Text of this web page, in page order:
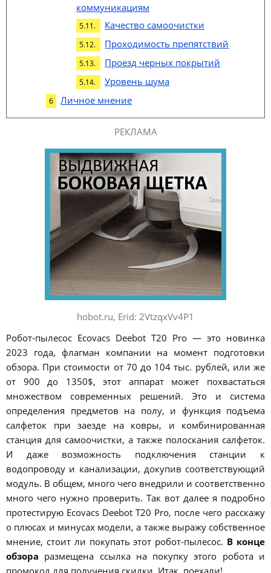
коммуникациям
Качество самоочистки
Проходимость препятствий
Проезд черных покрытий
Уровень шума
Личное мнение
РЕКЛАМА
hobot.ru, Erid: 2VtzqxVv4P1
Робот-пылесос Ecovacs Deebot T20 Pro — это новинка
2023 года, флагман компании на момент подготовки
обзора. При стоимости от 70 до 104 тыс. рублей, или же
от 900 до 1350$, этот аппарат может похвастаться
множеством современных решений. Это и система
определения предметов на полу, и функция подъема
салфеток при заезде на ковры, и комбинированная
станция для самоочистки, а также полоскания салфеток.
И даже возможность подключения станции к
водопроводу и канализации, докупив соответствующий
модуль. В общем, много чего внедрили и соответственно
много чего нужно проверить. Так вот далее я подробно
протестирую Ecovacs Deebot T20 Pro, после чего расскажу
о плюсах и минусах модели, а также выражу собственное
мнение, стоит ли покупать этот робот-пылесос. В конце
обзора размещена ссылка на покупку этого робота и